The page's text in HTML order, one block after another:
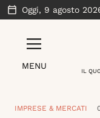
Oggi, 9 agosto
MENU
IL
IMPRESE & MERCATI